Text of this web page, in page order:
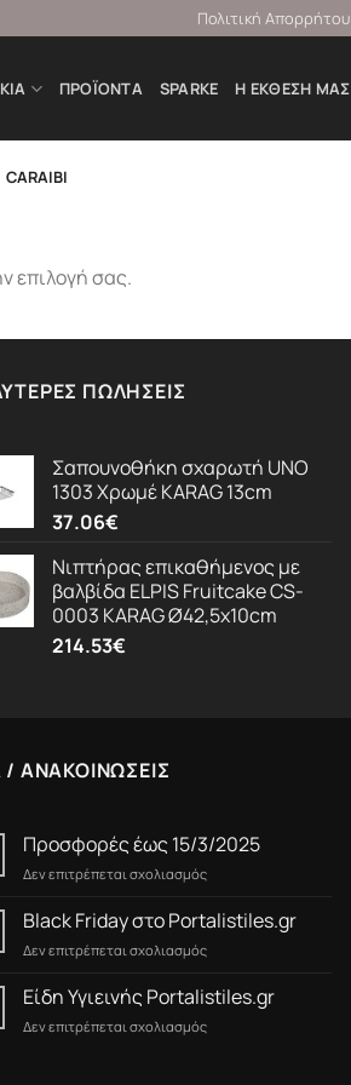
Πολιτική Απορρήτου
ΠΡΟΪΌΝΤΑ SPARKE Η ΕΚΘΕΣΉ ΜΑΣ
CARAIBI
επιλογή σας.
ΠΩΛΉΣΕΙΣ
Σαπουνοθήκη σχαρωτή UNO
1303 Χρωμέ KARAG 13cm
37.06€
Νιπτήρας επικαθήμενος με
βαλβίδα ELPIS Fruitcake CS-
0003 KARAG Ø42,5x10cm
214.53€
/ ΑΝΑΚΟΙΝΩΣΕΙΣ
Προσφορές έως 15/3/2025
Δεν επιτρέπεται σχολιασμόςστο
έως
15/3/2025
Black Friday στο Portalistiles.gr
Δεν επιτρέπεται σχολιασμόςστο
Friday
στο
Portalistiles.gr
Είδη Υγιεινής Portalistiles.gr
Δεν επιτρέπεται σχολιασμόςστο